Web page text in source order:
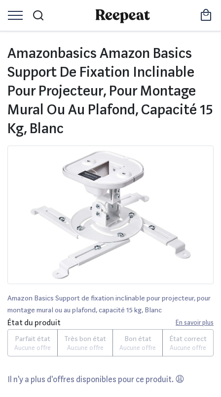
Amazonbasics Amazon Basics
Support De Fixation Inclinable
Pour Projecteur, Pour Montage
Mural Ou Au Plafond, Capacité 15
Kg, Blanc
Amazon Basics Support de fixation inclinable pour projecteur, pour
montage mural ou au plafond, capacité 15 kg, Blanc
État du produit En savoir plus
Parfait état
Aucune offre
Très bon état
Aucune offre
Bon état
Aucune offre
État correct
Aucune offre
Il n'y a plus d'offres disponibles pour ce produit. 😩